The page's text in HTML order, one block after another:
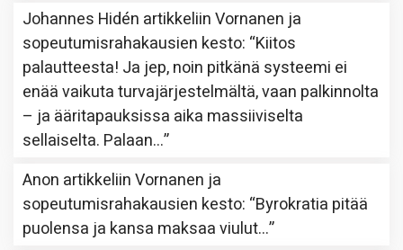
Johannes Hidén artikkeliinVornanen ja
sopeutumisrahakausien kesto: “Kiitos
palautteesta! Ja jep, noin pitkänä systeemi ei
enää vaikuta turvajärjestelmältä, vaan palkinnolta
– ja ääritapauksissa aika massiiviselta
sellaiselta. Palaan…”
Anon artikkeliinVornanen ja
sopeutumisrahakausien kesto: “Byrokratia pitää
puolensa ja kansa maksaa viulut…”